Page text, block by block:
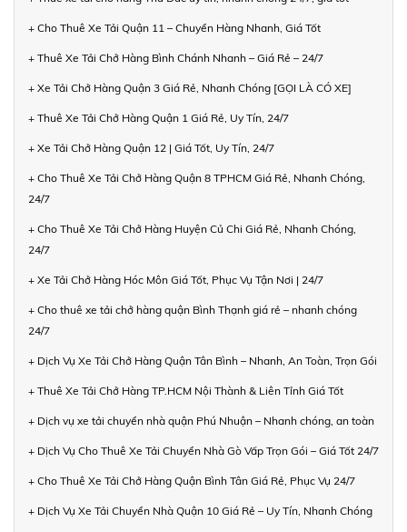
+ Cho Thuê Xe Tải Quận 11 – Chuyển Hàng Nhanh, Giá Tốt
+ Thuê Xe Tải Chở Hàng Bình Chánh Nhanh – Giá Rẻ – 24/7
+ Xe Tải Chở Hàng Quận 3 Giá Rẻ, Nhanh Chóng [GỌI LÀ CÓ XE]
+ Thuê Xe Tải Chở Hàng Quận 1 Giá Rẻ, Uy Tín, 24/7
+ Xe Tải Chở Hàng Quận 12 | Giá Tốt, Uy Tín, 24/7
+ Cho Thuê Xe Tải Chở Hàng Quận 8 TPHCM Giá Rẻ, Nhanh Chóng,
24/7
+ Cho Thuê Xe Tải Chở Hàng Huyện Củ Chi Giá Rẻ, Nhanh Chóng,
24/7
+ Xe Tải Chở Hàng Hóc Môn Giá Tốt, Phục Vụ Tận Nơi | 24/7
+ Cho thuê xe tải chở hàng quận Bình Thạnh giá rẻ – nhanh chóng
24/7
+ Dịch Vụ Xe Tải Chở Hàng Quận Tân Bình – Nhanh, An Toàn, Trọn Gói
+ Thuê Xe Tải Chở Hàng TP.HCM Nội Thành & Liên Tỉnh Giá Tốt
+ Dịch vụ xe tải chuyển nhà quận Phú Nhuận – Nhanh chóng, an toàn
+ Dịch Vụ Cho Thuê Xe Tải Chuyển Nhà Gò Vấp Trọn Gói – Giá Tốt 24/7
+ Cho Thuê Xe Tải Chở Hàng Quận Bình Tân Giá Rẻ, Phục Vụ 24/7
+ Dịch Vụ Xe Tải Chuyển Nhà Quận 10 Giá Rẻ – Uy Tín, Nhanh Chóng